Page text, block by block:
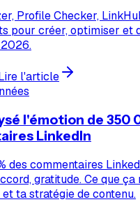
Profile Checker,
pour créer, optimiser et
l'article
l'émotion de 350
LinkedIn
des commentaires
gratitude. Ce que ça
ta stratégie de contenu.